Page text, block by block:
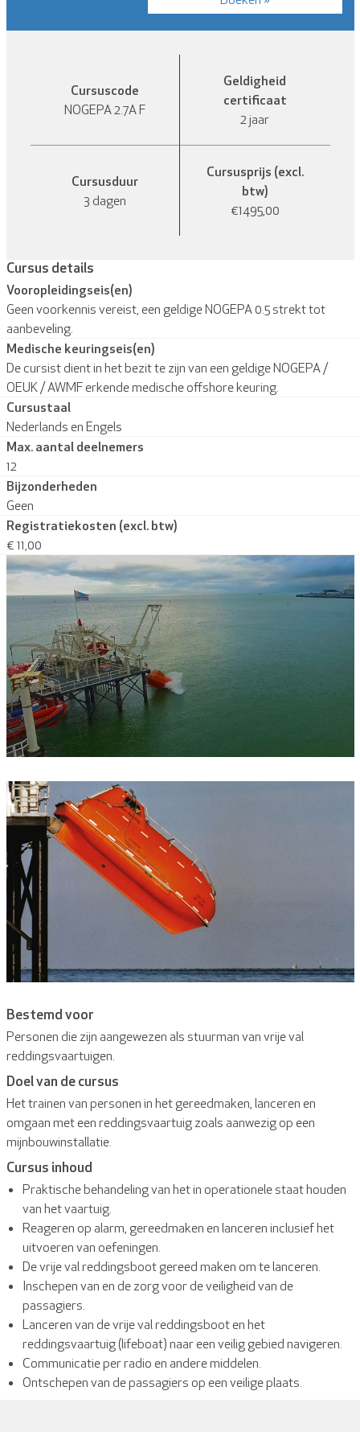
Cursuscode
NOGEPA 2.7A F
Geldigheid
certificaat
2 jaar
Cursusduur
3 dagen
Cursusprijs (excl.
btw)
€1495,00
Cursus details
Vooropleidingseis(en)
Geen voorkennis vereist, een geldige NOGEPA 0.5 strekt tot
aanbeveling.
Medische keuringseis(en)
De cursist dient in het bezit te zijn van een geldige NOGEPA /
OEUK / AWMF erkende medische offshore keuring.
Cursustaal
Nederlands en Engels
Max. aantal deelnemers
12
Bijzonderheden
Geen
Registratiekosten (excl. btw)
€ 11,00
Bestemd voor
Personen die zijn aangewezen als stuurman van vrije val
reddingsvaartuigen.
Doel van de cursus
Het trainen van personen in het gereedmaken, lanceren en
omgaan met een reddingsvaartuig zoals aanwezig op een
mijnbouwinstallatie.
Cursus inhoud
Praktische behandeling van het in operationele staat houden
van het vaartuig.
Reageren op alarm, gereedmaken en lanceren inclusief het
uitvoeren van oefeningen.
De vrije val reddingsboot gereed maken om te lanceren.
Inschepen van en de zorg voor de veiligheid van de
passagiers.
Lanceren van de vrije val reddingsboot en het
reddingsvaartuig (lifeboat) naar een veilig gebied navigeren.
Communicatie per radio en andere middelen.
Ontschepen van de passagiers op een veilige plaats.